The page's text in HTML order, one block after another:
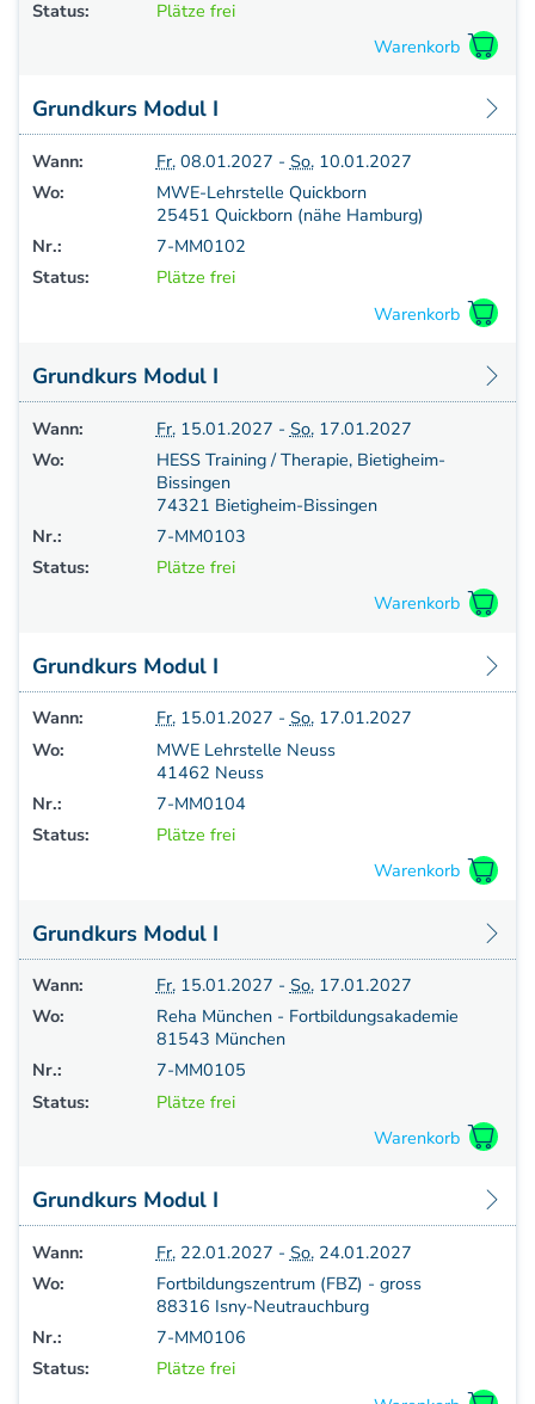
Status: Plätze frei
Grundkurs Modul I
Wann: Fr.08.01.2027 - So.10.01.2027
Wo:
MWE-Lehrstelle Quickborn
25451 Quickborn (nähe Hamburg)
Nr.:
7-MM0102
Status:
Plätze frei
Grundkurs Modul I
Wann: Fr.15.01.2027 - So.17.01.2027
Wo:
HESS Training / Therapie, Bietigheim-
Bissingen
74321 Bietigheim-Bissingen
Nr.:
7-MM0103
Status:
Plätze frei
Grundkurs Modul I
Wann: Fr.15.01.2027 - So.17.01.2027
Wo:
MWE Lehrstelle Neuss
41462 Neuss
Nr.:
7-MM0104
Status:
Plätze frei
Grundkurs Modul I
Wann: Fr.15.01.2027 - So.17.01.2027
Wo:
Reha München - Fortbildungsakademie
81543 München
Nr.:
7-MM0105
Status:
Plätze frei
Grundkurs Modul I
Wann: Fr.22.01.2027 - So.24.01.2027
Wo:
Fortbildungszentrum (FBZ) - gross
88316 Isny-Neutrauchburg
Nr.:
7-MM0106
Status:
Plätze frei